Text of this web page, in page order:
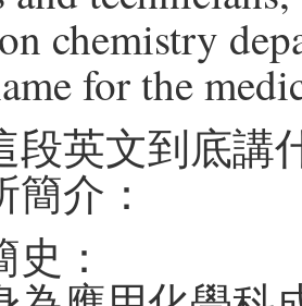
chemistry
for the
段英文到底講
介：
史：